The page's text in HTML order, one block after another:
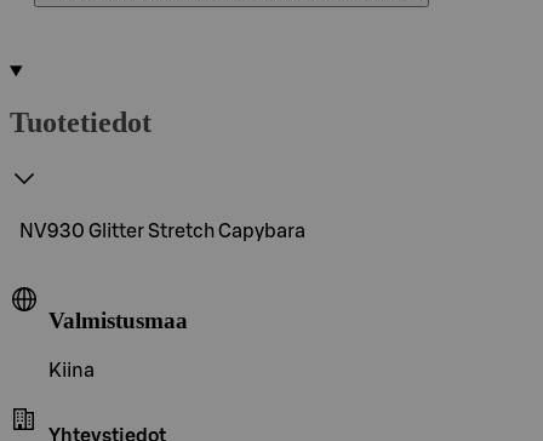
Tuotetiedot
NV930 Glitter Stretch Capybara
Valmistusmaa
Kiina
Yhteystiedot